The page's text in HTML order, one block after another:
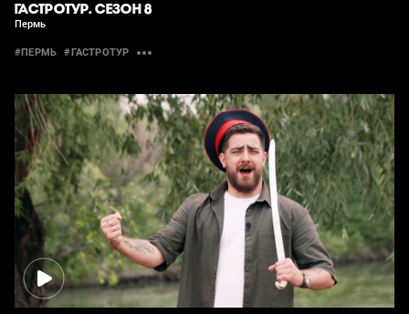
ГАСТРОТУР. СЕЗОН 8
Пермь
#ПЕРМЬ #ГАСТРОТУР